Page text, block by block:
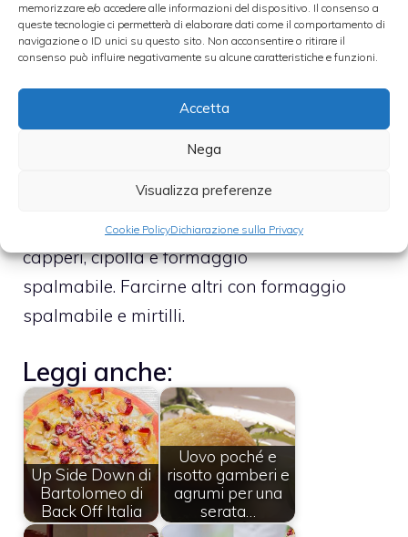
memorizzare e/o accedere alle informazioni del dispositivo. Il consenso a
queste tecnologie ci permetterà di elaborare dati come il comportamento di
navigazione o ID unici su questo sito. Non acconsentire o ritirare il
consenso può influire negativamente su alcune caratteristiche e funzioni.
Accetta
Nega
Visualizza preferenze
Cookie PolicyDichiarazione sulla Privacy
bollire l’acqua e immergervi le palline un
minuto per ciascun lato.
Tirare fuori dall’acqua e aggiungere
all’impasto i semi di papavero. Infornare a
Lasciare raffreddare sopra una
gratella. Farcire alcuni bagel con salmone,
capperi, cipolla e formaggio
spalmabile. Farcirne altri con formaggio
spalmabile e mirtilli.
Leggi anche:
Up Side Down di
Bartolomeo di
Back Off Italia
Uovo poché e
risotto gamberi e
agrumi per una
serata…